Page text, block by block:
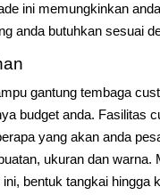
ini memungkinkan
anda butuhkan sesuai
gantung tembaga
budget anda. Fasilitas
yang akan anda
ukuran dan
bentuk tangkai